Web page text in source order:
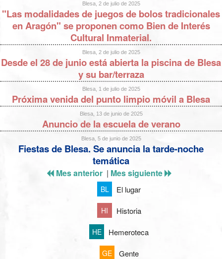
Blesa, 2 de julio de 2025
"Las modalidades de juegos de bolos tradicionales
en Aragón" se proponen como Bien de Interés
Cultural Inmaterial.
Blesa, 2 de julio de 2025
Desde el 28 de junio está abierta la piscina de Blesa
y su bar/terraza
Blesa, 1 de julio de 2025
Próxima venida del punto limpio móvil a Blesa
Blesa, 13 de junio de 2025
Anuncio de la escuela de verano
Blesa, 5 de junio de 2025
Fiestas de Blesa. Se anuncia la tarde-noche
temática
Mes anterior| Mes siguiente
BL El lugar
HI Historia
HE Hemeroteca
GE Gente